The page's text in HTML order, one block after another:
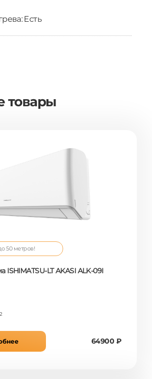
Есть
товары
50 метров!
ISHIMATSU-LT AKASI ALK-09I
2
64900 ₽